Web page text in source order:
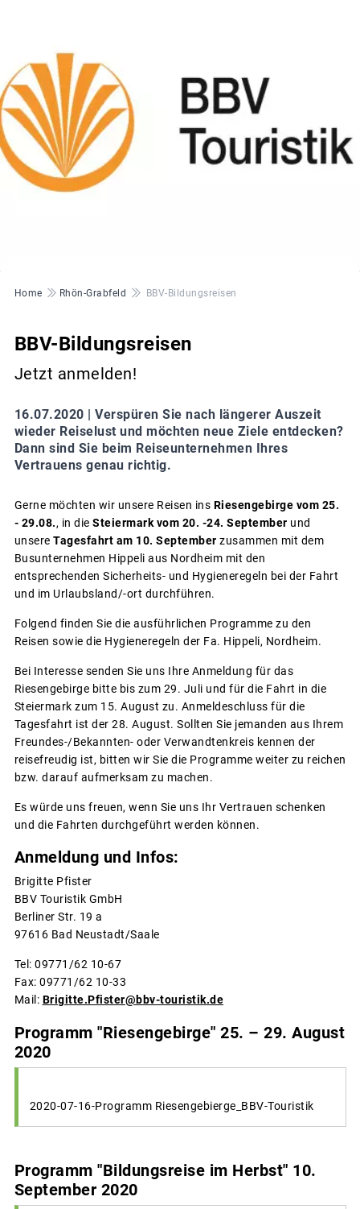
Pfadnavigation
Home Rhön-Grabfeld BBV-Bildungsreisen
BBV-Bildungsreisen
Jetzt anmelden!
16.07.2020 | Verspüren Sie nach längerer Auszeit
wieder Reiselust und möchten neue Ziele entdecken?
Dann sind Sie beim Reiseunternehmen Ihres
Vertrauens genau richtig.
Gerne möchten wir unsere Reisen ins Riesengebirge vom 25.
- 29.08., in die Steiermark vom 20. -24. September und
unsere Tagesfahrt am 10. September zusammen mit dem
Busunternehmen Hippeli aus Nordheim mit den
entsprechenden Sicherheits- und Hygieneregeln bei der Fahrt
und im Urlaubsland/-ort durchführen.
Folgend finden Sie die ausführlichen Programme zu den
Reisen sowie die Hygieneregeln der Fa. Hippeli, Nordheim.
Bei Interesse senden Sie uns Ihre Anmeldung für das
Riesengebirge bitte bis zum 29. Juli und für die Fahrt in die
Steiermark zum 15. August zu. Anmeldeschluss für die
Tagesfahrt ist der 28. August. Sollten Sie jemanden aus Ihrem
Freundes-/Bekannten- oder Verwandtenkreis kennen der
reisefreudig ist, bitten wir Sie die Programme weiter zu reichen
bzw. darauf aufmerksam zu machen.
Es würde uns freuen, wenn Sie uns Ihr Vertrauen schenken
und die Fahrten durchgeführt werden können.
Anmeldung und Infos:
Brigitte Pfister
BBV Touristik GmbH
Berliner Str. 19 a
97616 Bad Neustadt/Saale
Tel: 09771/62 10-67
Fax: 09771/62 10-33
Mail: Brigitte.Pfister@bbv-touristik.de
Programm "Riesengebirge" 25. – 29. August
2020
2020-07-16-Programm Riesengebierge_BBV-Touristik
Programm "Bildungsreise im Herbst" 10.
September 2020